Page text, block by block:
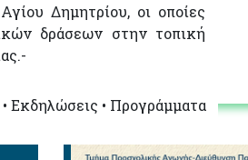
Δημητρίου, οι οποίες
δράσεων στην τοπική
Εκδηλώσεις • Προγράμματα